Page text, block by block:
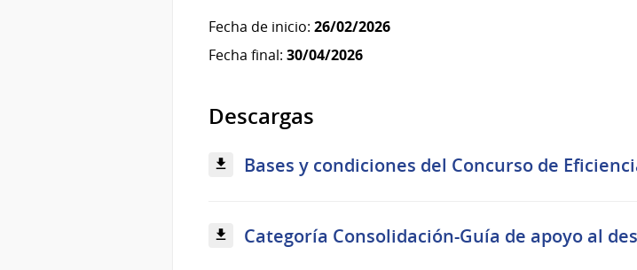
Fecha de inicio: 26/02/2026
Fecha final: 30/04/2026
Descargas
Bases y condiciones del Concurso de
Categoría Consolidación-Guía de apoyo al